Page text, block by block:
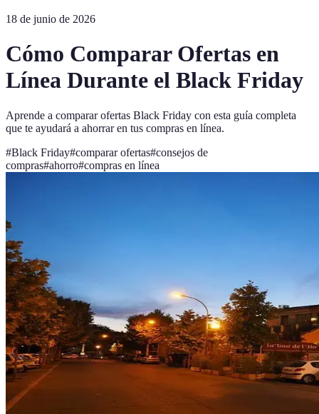
18 de junio de 2026
Cómo Comparar Ofertas en
Línea Durante el Black Friday
Aprende a comparar ofertas Black Friday con esta guía completa
que te ayudará a ahorrar en tus compras en línea.
#Black Friday#comparar ofertas#consejos de
compras#ahorro#compras en línea